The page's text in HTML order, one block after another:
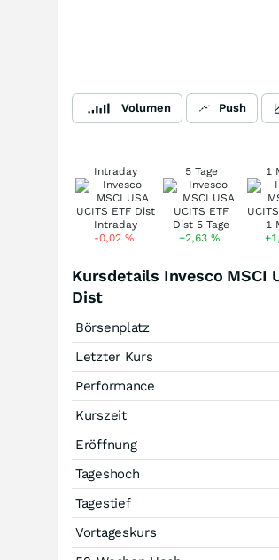
Volumen Push
Intraday
-0,02 %
5 Tage
+2,63%
1
Kursdetails Invesco MSCI
Dist
Börsenplatz
Letzter Kurs
Performance
Kurszeit
Eröffnung
Tageshoch
Tagestief
Vortageskurs